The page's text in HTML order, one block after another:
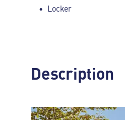
Locker
Description